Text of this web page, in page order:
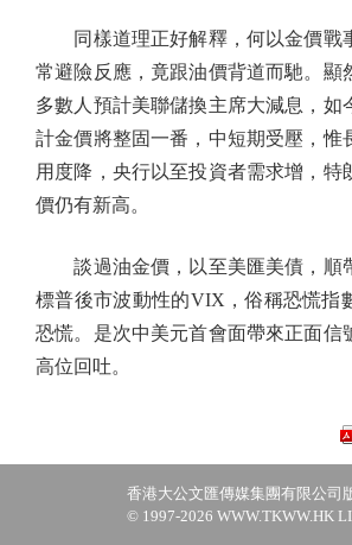
同樣道理正好解釋，何以金價戰
常避險反應，竟跟油價背道而馳。顯
多數人預計美聯儲換主席大減息，如
計金價將整固一番，中短期受壓，惟
用度降，央行以至投資者需求增，特
價仍有新高。
談過油金價，以至美匯美債，順
標普後市波動性的VIX，俗稱恐慌指
恐慌。是次中美元首會面帶來正面信
高位回吐。
香港大公文匯傳媒集團有限公司
© 1997-2026 WWW.TKWW.HK